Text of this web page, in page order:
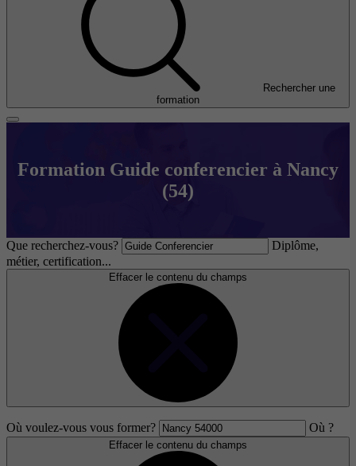
Rechercher une
formation
Formation Guide conferencier à Nancy
(54)
Que recherchez-vous?
Diplôme,
métier, certification...
Effacer le contenu du champs
Où voulez-vous vous former? Où ?
Effacer le contenu du champs